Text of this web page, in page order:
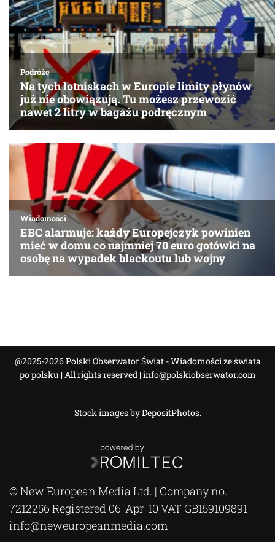
@2025-2026 Polski Obserwator Świat - Wiadomości ze świata
po polsku | All rights reserved | info@polskiobserwator.com
Stock images byDepositPhotos.
© New European Media Ltd. | Company no.
7212256 Registered 06-Apr-10 VAT GB159109891
info@neweuropeanmedia.com